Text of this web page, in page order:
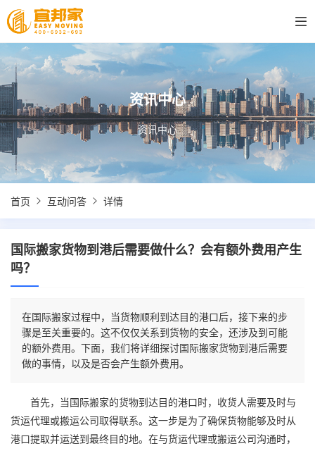
资讯中心
资讯中心
首页 互动问答 详情
国际搬家货物到港后需要做什么？会有额外费用产生
吗？
在国际搬家过程中，当货物顺利到达目的港口后，接下来的步
骤是至关重要的。这不仅仅关系到货物的安全，还涉及到可能
的额外费用。下面，我们将详细探讨国际搬家货物到港后需要
做的事情，以及是否会产生额外费用。
首先，当国际搬家的货物到达目的港口时，收货人需要及时与
货运代理或搬运公司取得联系。这一步是为了确保货物能够及时从
港口提取并运送到最终目的地。在与货运代理或搬运公司沟通时，